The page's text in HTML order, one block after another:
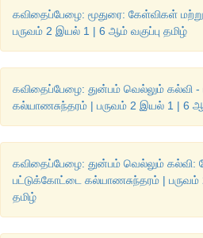
ஒரு நாணயத்துக்கு இரு
விஷயத்தையும் உற்று நோக்கக்
கொள்கிறேன் நன்றி! வணக்கம்.
2.கல்வி பற்றிய பழமொழிகள்
பெரியோர்களிடம் கேட்டு எழுதி
விடை
கவிதைப்பேழை: மூதுரை: கேள்விகள்
பருவம் 2 இயல் 1 | 6 ஆம் வகுப்பு தமிழ்
கவிதைப்பேழை: துன்பம் வெல்லும் கல்வி -
கல்யாணசுந்தரம் | பருவம் 2 இயல் 1 | 6
கவிதைப்பேழை: துன்பம் வெல்லும் கல்வி:
பட்டுக்கோட்டை கல்யாணசுந்தரம் | பருவம்
தமிழ்